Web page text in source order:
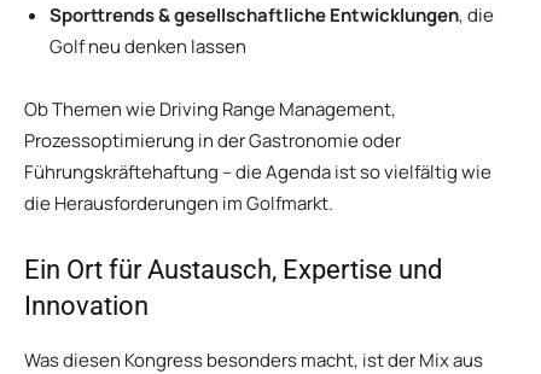
Sporttrends & gesellschaftliche Entwicklungen, die
Golf neu denken lassen
Ob Themen wie Driving Range Management,
Prozessoptimierung in der Gastronomie oder
Führungskräftehaftung – die Agenda ist so vielfältig wie
die Herausforderungen im Golfmarkt.
Ein Ort für Austausch, Expertise und
Innovation
Was diesen Kongress besonders macht, ist der Mix aus